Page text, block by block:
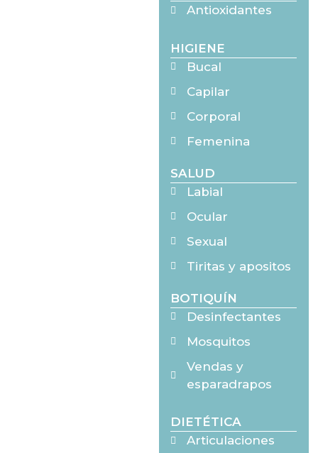
Antioxidantes
HIGIENE
Bucal
Capilar
Corporal
Femenina
SALUD
Labial
Ocular
Sexual
Tiritas y apositos
BOTIQUÍN
Desinfectantes
Mosquitos
Vendas y
esparadrapos
DIETÉTICA
Articulaciones